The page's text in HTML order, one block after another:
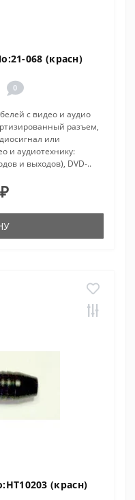
068 (красн)
0
с видео и аудио
разъем,
или
и аудиотехнику:
и выходов), DVD-..
(красн)